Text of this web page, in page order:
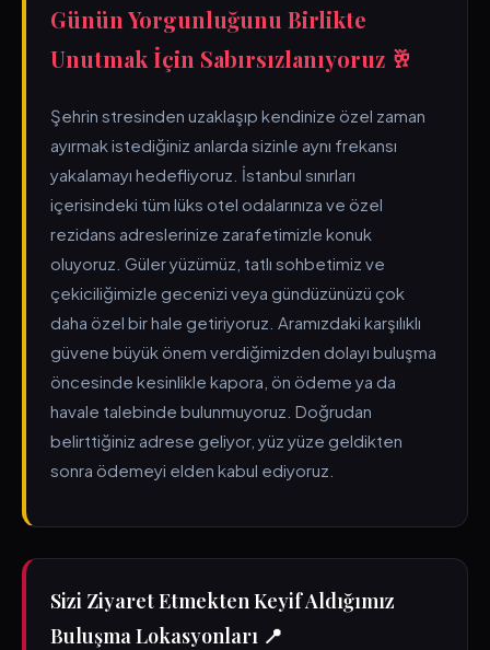
Günün Yorgunluğunu Birlikte
Unutmak İçin Sabırsızlanıyoruz 🥂
Şehrin stresinden uzaklaşıp kendinize özel zaman
ayırmak istediğiniz anlarda sizinle aynı frekansı
yakalamayı hedefliyoruz. İstanbul sınırları
içerisindeki tüm lüks otel odalarınıza ve özel
rezidans adreslerinize zarafetimizle konuk
oluyoruz. Güler yüzümüz, tatlı sohbetimiz ve
çekiciliğimizle gecenizi veya gündüzünüzü çok
daha özel bir hale getiriyoruz. Aramızdaki karşılıklı
güvene büyük önem verdiğimizden dolayı buluşma
öncesinde kesinlikle kapora, ön ödeme ya da
havale talebinde bulunmuyoruz. Doğrudan
belirttiğiniz adrese geliyor, yüz yüze geldikten
sonra ödemeyi elden kabul ediyoruz.
Sizi Ziyaret Etmekten Keyif Aldığımız
Buluşma Lokasyonları 📍